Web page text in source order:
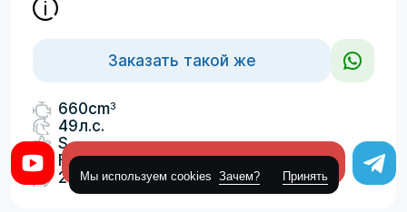
Заказать такой же
660cm3
49л.с.
S
FF,FULLTIME4WD
2026-06-30
Мы используем cookies Зачем? Принять